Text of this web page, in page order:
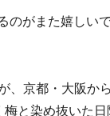
のがまた嬉しい
、京都・大阪か
と染め抜いた日